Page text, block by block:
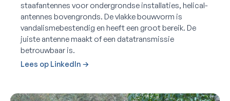
staafantennes voor ondergrondse installaties, helical-
antennes bovengronds. De vlakke bouwvorm is
vandalismebestendig en heeft een groot bereik. De
juiste antenne maakt of een datatransmissie
betrouwbaar is.
Lees op LinkedIn →